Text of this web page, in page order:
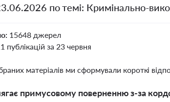
по темі: Кримінально-
15648 джерел
публікацій за 23 червня
матеріалів ми сформували короткі
примусовому поверненню з-за